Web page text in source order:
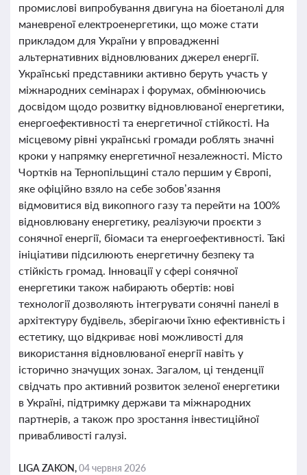
промислові випробування двигуна на біоетанолі для
маневреної електроенергетики, що може стати
прикладом для України у впровадженні
альтернативних відновлюваних джерел енергії.
Українські представники активно беруть участь у
міжнародних семінарах і форумах, обмінюючись
досвідом щодо розвитку відновлюваної енергетики,
енергоефективності та енергетичної стійкості. На
місцевому рівні українські громади роблять значні
кроки у напрямку енергетичної незалежності. Місто
Чортків на Тернопільщині стало першим у Європі,
яке офіційно взяло на себе зобов’язання
відмовитися від викопного газу та перейти на 100%
відновлювану енергетику, реалізуючи проєкти з
сонячної енергії, біомаси та енергоефективності. Такі
ініціативи підсилюють енергетичну безпеку та
стійкість громад. Інновації у сфері сонячної
енергетики також набирають обертів: нові
технології дозволяють інтегрувати сонячні панелі в
архітектуру будівель, зберігаючи їхню ефективність і
естетику, що відкриває нові можливості для
використання відновлюваної енергії навіть у
історично значущих зонах. Загалом, ці тенденції
свідчать про активний розвиток зеленої енергетики
в Україні, підтримку держави та міжнародних
партнерів, а також про зростання інвестиційної
привабливості галузі.
LIGA ZAKON,04 червня 2026